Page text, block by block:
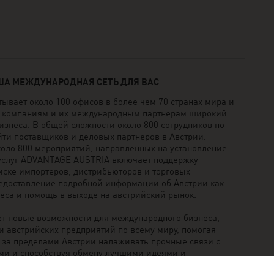
МЕЖДУНАРОДНАЯ СЕТЬ ДЛЯ ВАС
около 100 офисов в более чем 70 странах мира и
компаниям и их международным партнерам широкий
В общей сложности около 800 сотрудников по
поставщиков и деловых партнеров в Австрии.
800 мероприятий, направленных на установление
ADVANTAGE AUSTRIA включает поддержку
импортеров, дистрибьюторов и торговых
подробной информации об Австрии как
и помощь в выходе на австрийский рынок.
новые возможности для международного бизнеса,
австрийских предприятий по всему миру, помогая
пределами Австрии налаживать прочные связи с
и способствуя обмену лучшими идеями и